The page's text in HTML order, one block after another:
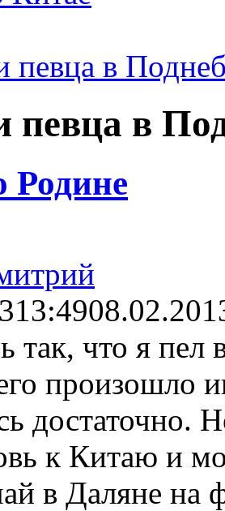
певца в
певца в
Родине
13:49
так, что я пел
произошло
достаточно.
к Китаю и
в Даляне на